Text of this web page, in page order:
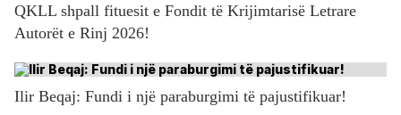
QKLL shpall fituesit e Fondit të Krijimtarisë Letrare
Autorët e Rinj 2026!
Ilir Beqaj: Fundi i një paraburgimi të pajustifikuar!